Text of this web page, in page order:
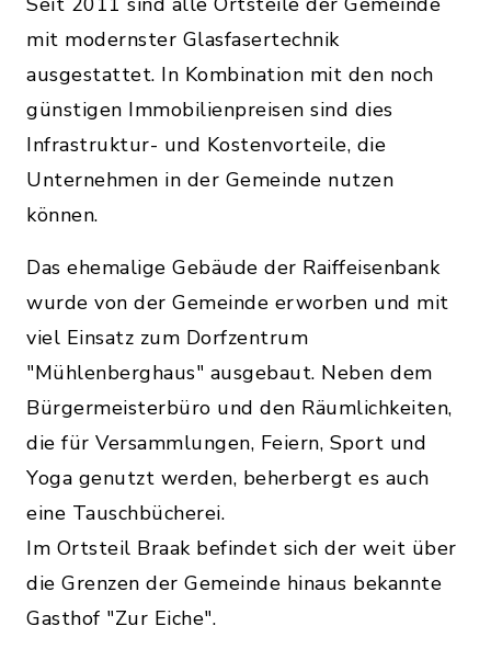
mit modernster Glasfasertechnik
ausgestattet. In Kombination mit den noch
günstigen Immobilienpreisen sind dies
Infrastruktur- und Kostenvorteile, die
Unternehmen in der Gemeinde nutzen
können.
Das ehemalige Gebäude der Raiffeisenbank
wurde von der Gemeinde erworben und mit
viel Einsatz zum Dorfzentrum
"Mühlenberghaus" ausgebaut. Neben dem
Bürgermeisterbüro und den Räumlichkeiten,
die für Versammlungen, Feiern, Sport und
Yoga genutzt werden, beherbergt es auch
eine Tauschbücherei.
Im Ortsteil Braak befindet sich der weit über
die Grenzen der Gemeinde hinaus bekannte
Gasthof "Zur Eiche".